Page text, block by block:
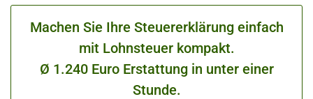
Machen Sie Ihre Steuererklärung einfach
mit Lohnsteuer kompakt.
Ø 1.240 Euro Erstattung in unter einer
Stunde.